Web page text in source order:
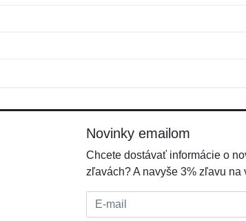
Novinky emailom
Chcete dostávať informácie o
zľavách? A navyše 3% zľavu na
E-mail: